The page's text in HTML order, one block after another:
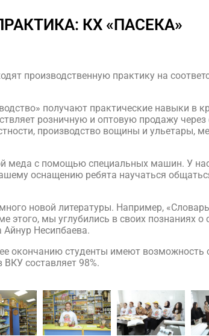
КХ «ПАСЕКА»
производственную практику на
получают практические навыки в
розничную и оптовую продажу
производство вощины и ульетары,
меда с помощью специальных машин. У
оснащению ребята научаться
новой литературы. Например,
мы углубились в своих познаниях о
Айнур Несипбаева.
окончанию студенты имеют возможность
составляет 98%.